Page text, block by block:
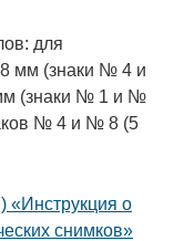
для
мм (знаки № 4 и
(знаки № 1 и №
№ 4 и № 8 (5
«Инструкция о
снимков»